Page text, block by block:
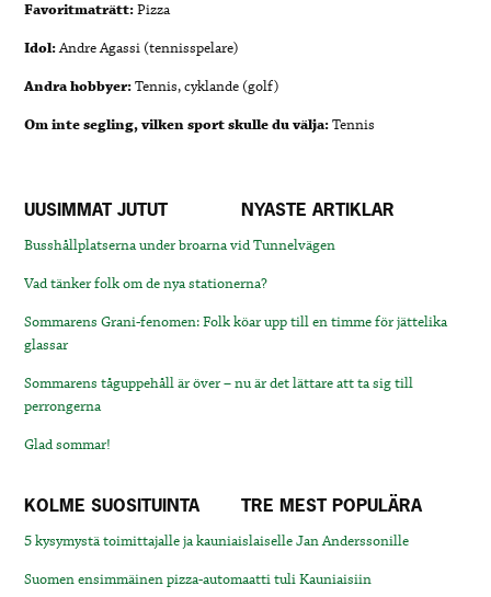
Favoritmaträtt:Pizza
Idol:Andre Agassi (tennisspelare)
Andra hobbyer:Tennis, cyklande (golf)
Om inte segling, vilken sport skulle du välja:Tennis
UUSIMMAT JUTUT NYASTE ARTIKLAR
Busshållplatserna under broarna vid Tunnelvägen
Vad tänker folk om de nya stationerna?
Sommarens Grani-fenomen: Folk köar upp till en timme för jättelika
glassar
Sommarens tåguppehåll är över – nu är det lättare att ta sig till
perrongerna
Glad sommar!
KOLME SUOSITUINTA TRE MEST POPULÄRA
5 kysymystä toimittajalle ja kauniaislaiselle Jan Anderssonille
Suomen ensimmäinen pizza-automaatti tuli Kauniaisiin